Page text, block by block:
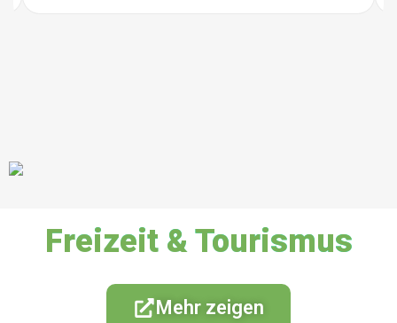
Freizeit & Tourismus
Mehr zeigen